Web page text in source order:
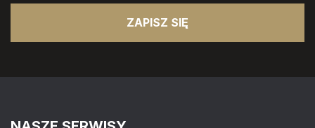
ZAPISZ SIĘ